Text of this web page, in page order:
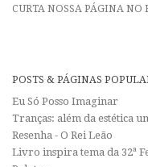
CURTA NOSSA PÁGINA NO
POSTS & PÁGINAS
Eu Só Posso Imaginar
Tranças: além da estética
Resenha - O Rei Leão
Livro inspira tema da 32ª